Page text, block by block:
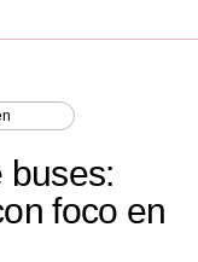
buses:
foco en